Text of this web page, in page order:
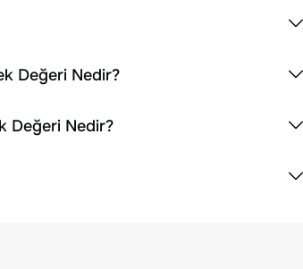
Değeri Nedir?
Değeri Nedir?